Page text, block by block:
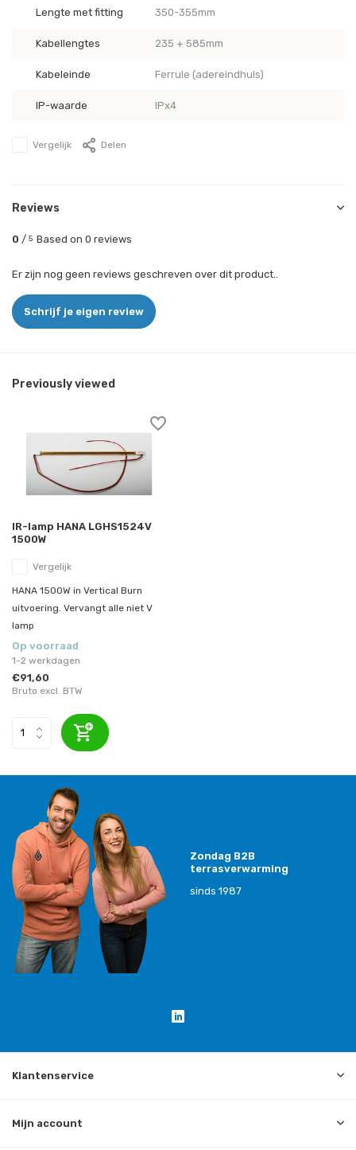
Lengte met fitting 350-355mm
Kabellengtes 235 + 585mm
Kabeleinde Ferrule (adereindhuls)
IP-waarde IPx4
Vergelijk Delen
Reviews
0 / 5 Based on 0 reviews
Er zijn nog geen reviews geschreven over dit product..
Schrijf je eigen review
Previously viewed
IR-lamp HANA LGHS1524V
1500W
Vergelijk
HANA 1500W in Vertical Burn
uitvoering. Vervangt alle niet V
lamp
Op voorraad
1-2 werkdagen
€91,60
Bruto excl. BTW
Zondag B2B
terrasverwarming
sinds 1987
Klantenservice
Mijn account